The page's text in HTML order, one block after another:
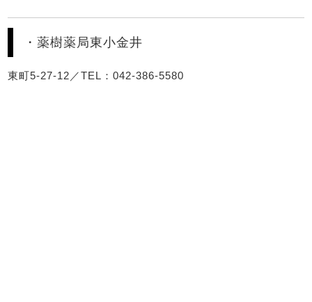
・薬樹薬局東小金井
東町5-27-12／TEL：042-386-5580